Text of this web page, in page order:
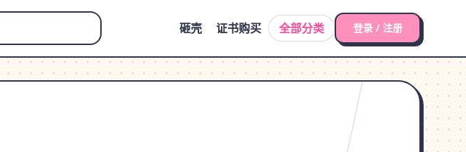
砸壳 证书购买 全部分类 登录 / 注册